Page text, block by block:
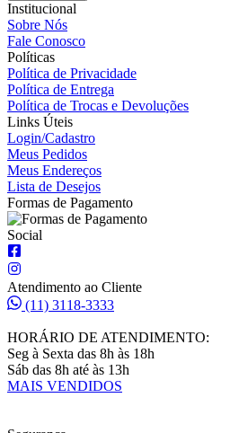
Institucional
Sobre Nós
Fale Conosco
Políticas
Política de Privacidade
Política de Entrega
Política de Trocas e Devoluções
Links Úteis
Login/Cadastro
Meus Pedidos
Meus Endereços
Lista de Desejos
Formas de Pagamento
Social
Atendimento ao Cliente
(11) 3118-3333
HORÁRIO DE ATENDIMENTO:
Seg à Sexta das 8h às 18h
Sáb das 8h até às 13h
MAIS VENDIDOS